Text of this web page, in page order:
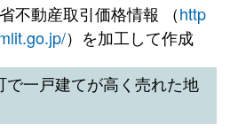
不動産取引価格情報 （http
）を加工して作成
で一戸建てが高く売れた地